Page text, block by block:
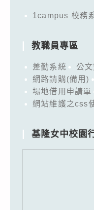
1campus 校務
教職員專區
差勤系統 公
網路請購(備用)
場地借用申請單
網站維護之css
基隆女中校園